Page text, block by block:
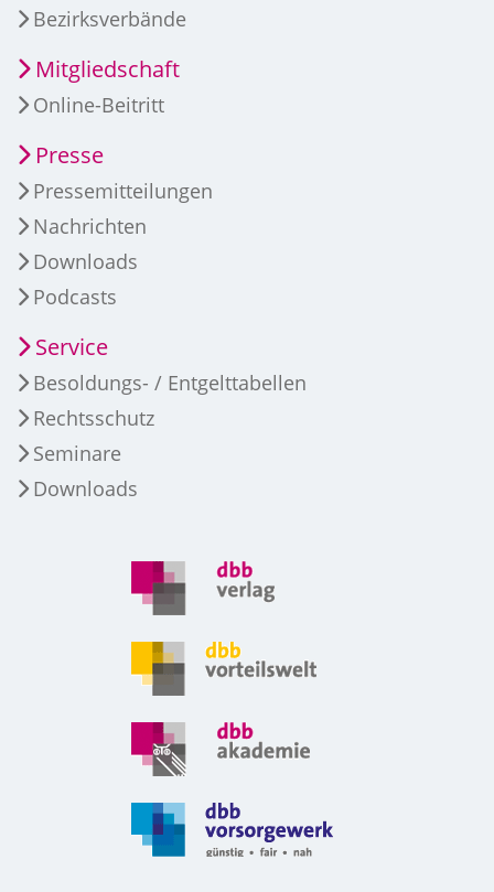
Bezirksverbände
Mitgliedschaft
Online-Beitritt
Presse
Pressemitteilungen
Nachrichten
Downloads
Podcasts
Service
Besoldungs- / Entgelttabellen
Rechtsschutz
Seminare
Downloads